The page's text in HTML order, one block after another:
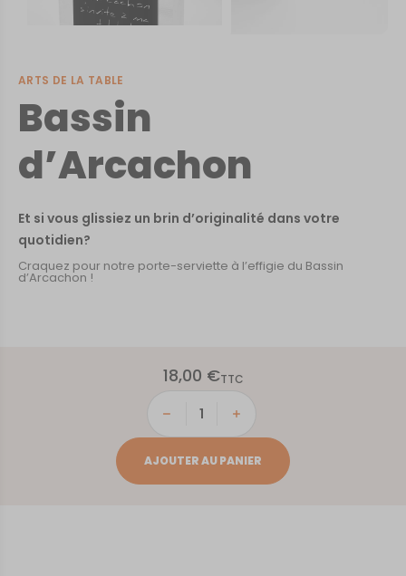
ARTS DE LA TABLE
Bassin
d’Arcachon
Et si vous glissiez un brin d’originalité dans votre
quotidien?
Craquez pour notre porte-serviette à l’effigie du Bassin
d’Arcachon !
18,00 €TTC
quantité
Bassin
AJOUTER AU PANIER